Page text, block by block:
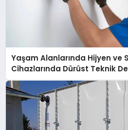
Yaşam Alanlarında Hijyen ve
Cihazlarında Dürüst Teknik